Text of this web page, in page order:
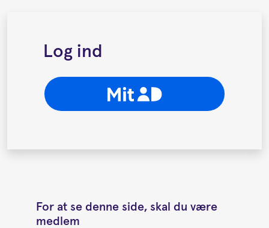
Log ind
For at se denne side, skal du være
medlem